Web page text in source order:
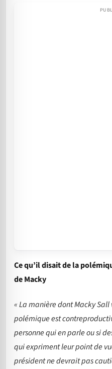
Ce qu’il disait de la
de Macky
« La manière dont Macky
polémique est
personne qui en parle ou si
qui expriment leur point de
président ne devrait pas